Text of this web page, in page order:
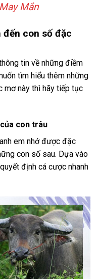
Mắn
con số đặc
tin về những điềm
tìm hiểu thêm những
mơ này thì hãy tiếp tục
con trâu
em nhớ được đặc
con số sau. Dựa vào
định cá cược nhanh